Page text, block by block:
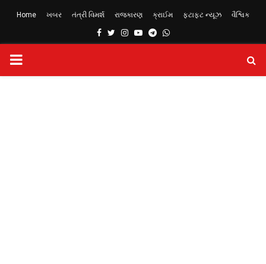
Home ખબર તંત્રી વિમર્શ રાજકારણ ક્રાઈમ ફટાફટ ન્યૂઝ વૈશ્વિક
Facebook
TwitterInstagram
YoutubeTelegram
Whatsapp
PRIMARY